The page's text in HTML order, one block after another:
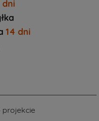
dni
14 dni
projekcie